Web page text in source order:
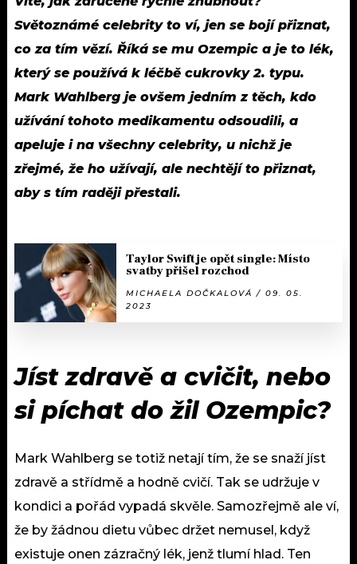
Světoznámé celebrity to ví, jen se bojí přiznat,
co za tím vězí. Říká se mu Ozempic a je to lék,
který se používá k léčbě cukrovky 2. typu.
Mark Wahlberg je ovšem jedním z těch, kdo
užívání tohoto medikamentu odsoudili, a
apeluje i na všechny celebrity, u nichž je
zřejmé, že ho užívají, ale nechtějí to přiznat,
aby s tím raději přestali.
Taylor Swift je opět single: Místo
svatby přišel rozchod
MICHAELA DOČKALOVÁ / 09. 05.
2023
Jíst zdravě a cvičit, nebo
si píchat do žil Ozempic?
Mark Wahlberg se totiž netají tím, že se snaží jíst
zdravě a střídmě a hodně cvičí. Tak se udržuje v
kondici a pořád vypadá skvěle. Samozřejmě ale ví,
že by žádnou dietu vůbec držet nemusel, když
existuje onen zázračný lék, jenž tlumí hlad. Ten